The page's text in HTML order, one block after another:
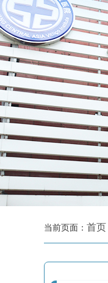
当前页面： 首页